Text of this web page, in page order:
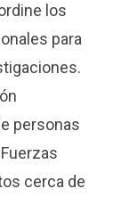
los
para
personas
cerca de